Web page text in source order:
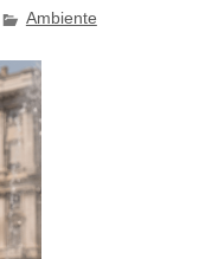
Ambiente